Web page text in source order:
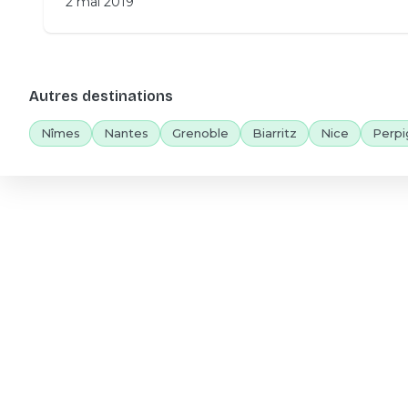
Autres destinations
Nîmes Nantes Grenoble Biarritz Nice